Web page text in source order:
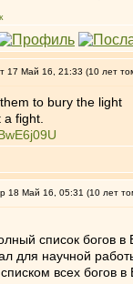
17 Май 16, 21:33 (10 лет
to bury the light
fight.
18 Май 16, 05:31 (10 лет
список богов в
для научной
всех богов в